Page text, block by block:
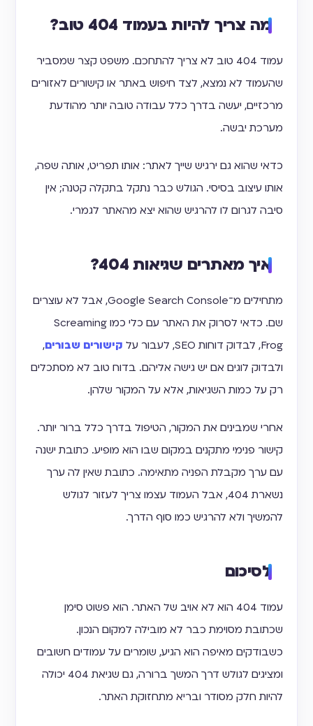
מה צריך להיות בעמוד 404 טוב?
עמוד 404 טוב לא צריך להתחכם. משפט קצר שמסביר
שהעמוד לא נמצא, לצד חיפוש באתר או קישורים לאזורים
מרכזיים, יעשה בדרך כלל עבודה טובה יותר מהודעת
מערכת יבשה.
כדאי שהוא גם ירגיש שייך לאתר: אותו תפריט, אותה שפה,
אותו עיצוב בסיסי. הגולש כבר נתקל בתקלה קטנה; אין
סיבה לגרום לו להרגיש שהוא יצא מהאתר לגמרי.
איך מאתרים שגיאות 404?
מתחילים מ־Google Search Console, אבל לא עוצרים
שם. כדאי לסרוק את האתר עם כלי כמו Screaming
Frog, לבדוק דוחות SEO, לעבור על
קישורים שבורים,
ולבדוק לוגים אם יש גישה אליהם. בדוח טוב לא מסתכלים
רק על כמות השגיאות, אלא על המקור שלהן.
אחרי שמבינים את המקור, הטיפול בדרך כלל ברור יותר.
קישור פנימי מתקנים במקום שבו הוא מופיע. כתובת ישנה
עם ערך מקבלת הפניה מתאימה. כתובת שאין לה ערך
נשארת 404, אבל העמוד עצמו צריך לעזור לגולש
להמשיך ולא להרגיש כמו סוף הדרך.
לסיכום
עמוד 404 הוא לא אויב של האתר. הוא פשוט סימן
שכתובת מסוימת כבר לא מובילה למקום הנכון.
כשבודקים מאיפה הוא הגיע, שומרים על עמודים חשובים
ומציגים לגולש דרך המשך ברורה, גם שגיאת 404 יכולה
להיות חלק מסודר ובריא מתחזוקת האתר.